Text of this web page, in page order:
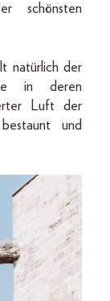
schönsten
natürlich der
in deren
Luft der
und